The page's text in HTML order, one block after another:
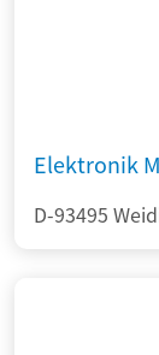
Elektronik
D-93495